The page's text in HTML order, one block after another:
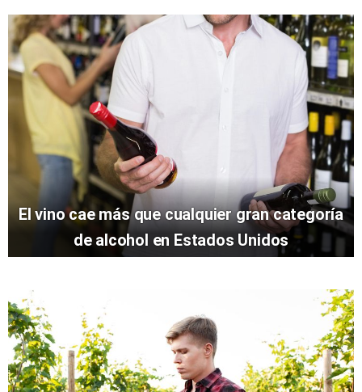
El vino cae más que cualquier gran categoría
de alcohol en Estados Unidos